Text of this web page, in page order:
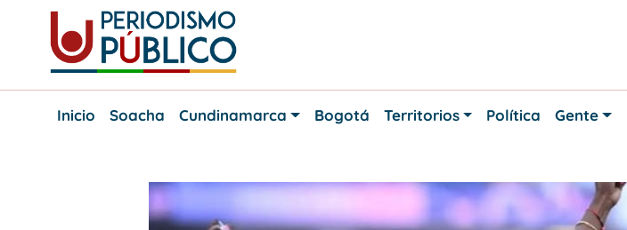
content
Periodismo
Noticias
Inicio
Soacha Cundinamarca Bogotá Territorios Política Gente